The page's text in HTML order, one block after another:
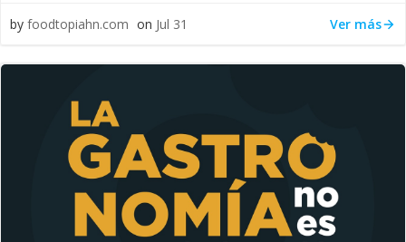
by foodtopiahn.com on Jul 31 Ver más